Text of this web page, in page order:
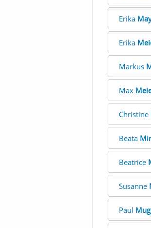
Erika
Erika
Markus
Max
Christine
Beata
Beatrice
Susanne
Paul